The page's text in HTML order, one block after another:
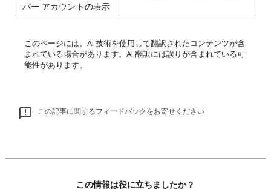
パー アカウントの表示
このページには、AI 技術を使用して翻訳されたコンテンツが含
まれている場合があります。AI 翻訳には誤りが含まれている可
能性があります。
この記事に関するフィードバックをお寄せください
この情報は役に立ちましたか？